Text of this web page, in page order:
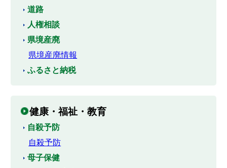
道路
人権相談
県境産廃
県境産廃情報
ふるさと納税
健康・福祉・教育
自殺予防
自殺予防
母子保健